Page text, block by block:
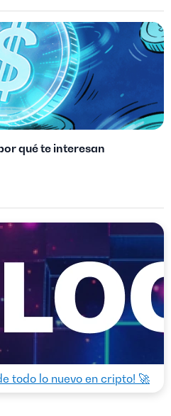
qué te interesan
todo lo nuevo en cripto! 🚀